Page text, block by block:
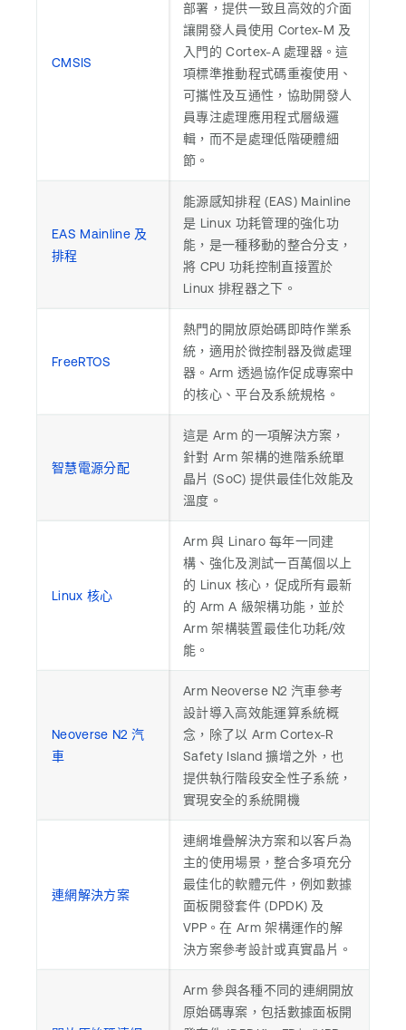
CMSIS
部署，提供一致且高效的介面
讓開發人員使用 Cortex-M 及
入門的 Cortex-A 處理器。這
項標準推動程式碼重複使用、
可攜性及互通性，協助開發人
員專注處理應用程式層級邏
輯，而不是處理低階硬體細
節。
EAS Mainline 及
排程
能源感知排程 (EAS) Mainline
是 Linux 功耗管理的強化功
能，是一種移動的整合分支，
將 CPU 功耗控制直接置於
Linux 排程器之下。
FreeRTOS
熱門的開放原始碼即時作業系
統，適用於微控制器及微處理
器。Arm 透過協作促成專案中
的核心、平台及系統規格。
智慧電源分配
這是 Arm 的一項解決方案，
針對 Arm 架構的進階系統單
晶片 (SoC) 提供最佳化效能及
溫度。
Linux 核心
Arm 與 Linaro 每年一同建
構、強化及測試一百萬個以上
的 Linux 核心，促成所有最新
的 Arm A 級架構功能，並於
Arm 架構裝置最佳化功耗/效
能。
Neoverse N2 汽
車
Arm Neoverse N2 汽車參考
設計導入高效能運算系統概
念，除了以 Arm Cortex-R
Safety Island 擴增之外，也
提供執行階段安全性子系統，
實現安全的系統開機
連網解決方案
連網堆疊解決方案和以客戶為
主的使用場景，整合多項充分
最佳化的軟體元件，例如數據
面板開發套件 (DPDK) 及
VPP。在 Arm 架構運作的解
決方案參考設計或真實晶片。
Arm 參與各種不同的連網開放
原始碼專案，包括數據面板開